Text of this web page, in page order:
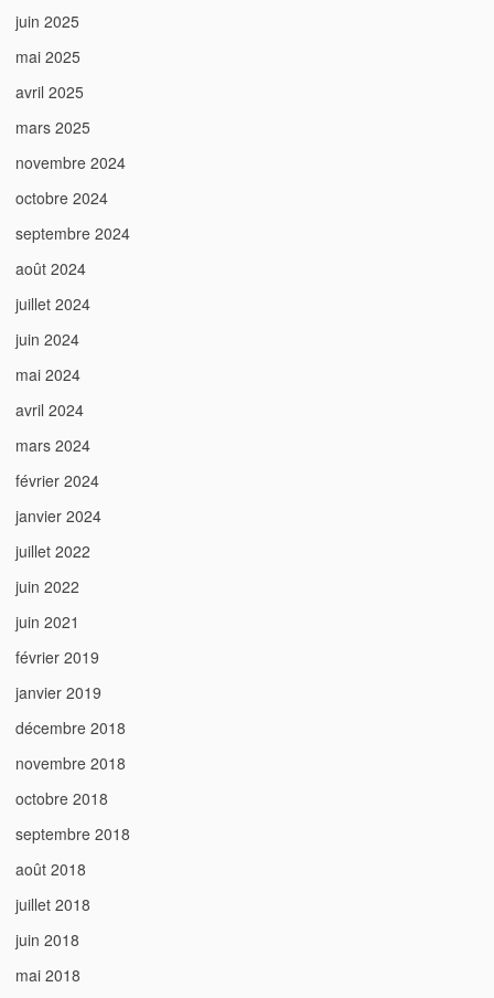
juin 2025
mai 2025
avril 2025
mars 2025
novembre 2024
octobre 2024
septembre 2024
août 2024
juillet 2024
juin 2024
mai 2024
avril 2024
mars 2024
février 2024
janvier 2024
juillet 2022
juin 2022
juin 2021
février 2019
janvier 2019
décembre 2018
novembre 2018
octobre 2018
septembre 2018
août 2018
juillet 2018
juin 2018
mai 2018